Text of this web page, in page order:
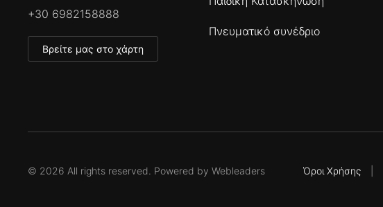
+30 6982158888
Βρείτε μας στο χάρτη
Πνευματικό συνέδριο
© 2026 All rights reserved. Powered by Webleaders Όροι Χρήσης|